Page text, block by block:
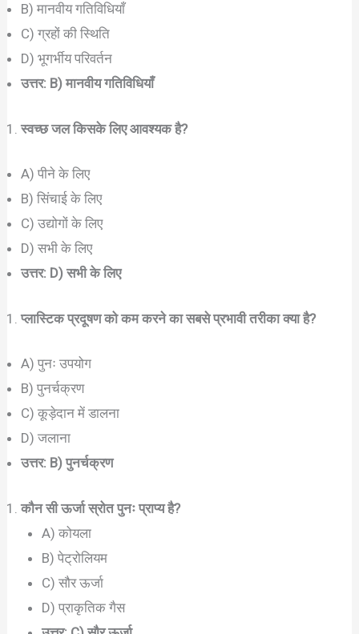
B) मानवीय गतिविधियाँ
C) ग्रहों की स्थिति
D) भूगर्भीय परिवर्तन
उत्तर: B) मानवीय गतिविधियाँ
स्वच्छ जल किसके लिए आवश्यक है?
A) पीने के लिए
B) सिंचाई के लिए
C) उद्योगों के लिए
D) सभी के लिए
उत्तर: D) सभी के लिए
प्लास्टिक प्रदूषण को कम करने का सबसे प्रभावी तरीका क्या है?
A) पुनः उपयोग
B) पुनर्चक्रण
C) कूड़ेदान में डालना
D) जलाना
उत्तर: B) पुनर्चक्रण
कौन सी ऊर्जा स्रोत पुनः प्राप्य है?
A) कोयला
B) पेट्रोलियम
C) सौर ऊर्जा
D) प्राकृतिक गैस